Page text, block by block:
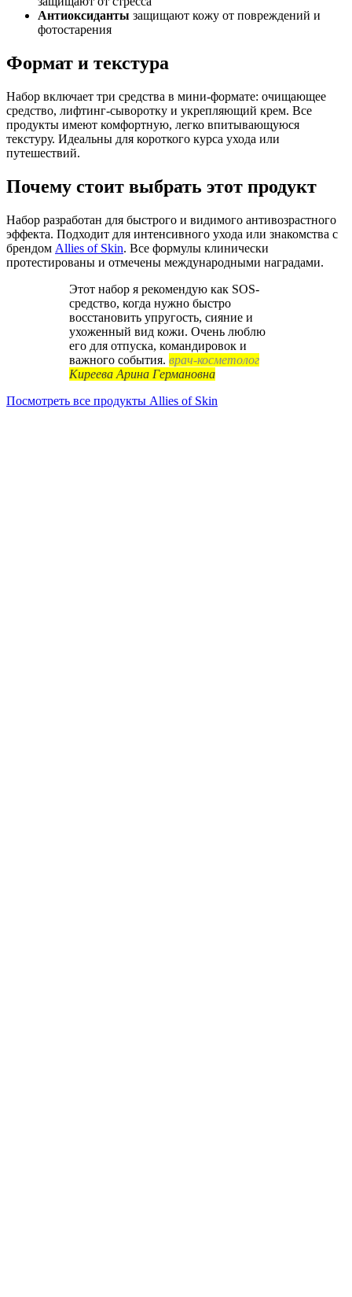
Антиоксиданты защищают кожу от повреждений и
фотостарения
Формат и текстура
Набор включает три средства в мини-формате: очищающее
средство, лифтинг-сыворотку и укрепляющий крем. Все
продукты имеют комфортную, легко впитывающуюся
текстуру. Идеальны для короткого курса ухода или
путешествий.
Почему стоит выбрать этот продукт
Набор разработан для быстрого и видимого антивозрастного
эффекта. Подходит для интенсивного ухода или знакомства с
брендом Allies of Skin. Все формулы клинически
протестированы и отмечены международными наградами.
Этот набор я рекомендую как SOS-
средство, когда нужно быстро
восстановить упругость, сияние и
ухоженный вид кожи. Очень люблю
его для отпуска, командировок и
важного события. врач-косметолог
Киреева Арина Германовна
Посмотреть все продукты Allies of Skin